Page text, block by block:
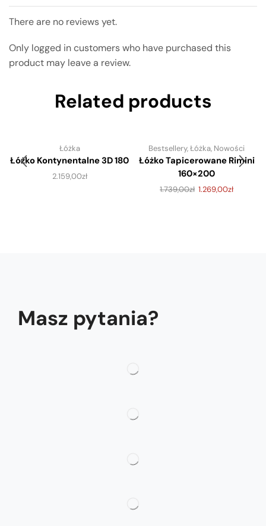
There are no reviews yet.
Only logged in customers who have purchased this
product may leave a review.
Related products
Łóżka
Łóżko Kontynentalne 3D 180
2.159,00zł
Bestsellery,Łóżka, Nowości
Łóżko Tapicerowane Rimini
160×200
1.739,00zł 1.269,00zł
Masz pytania?